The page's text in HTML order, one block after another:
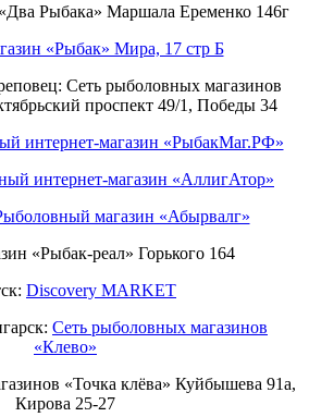
Рыбака» Маршала Еременко 146г
«Рыбак» Мира, 17 стр Б
Сеть рыболовных магазинов
проспект 49/1, Победы 34
интернет-магазин «РыбакМаг.РФ»
интернет-магазин «АллигАтор»
магазин «Абырвалг»
«Рыбак-реал» Горького 164
Discovery MARKET
Сеть рыболовных магазинов
«Клево»
«Точка клёва» Куйбышева 91а,
Кирова 25-27